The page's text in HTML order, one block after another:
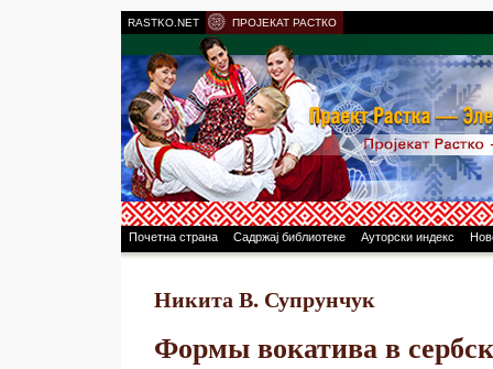
RASTKO.NET ПРОЈЕКАТ РАСТКО
Почетна страна Садржај библиотеке Ауторски индекс
Никита В. Супрунчук
Формы вокатива в